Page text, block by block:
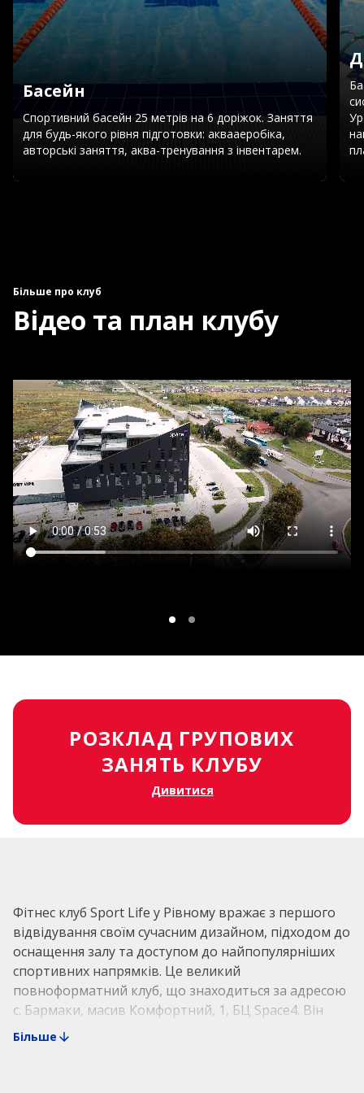
Басейн
Спортивний басейн 25 метрів на 6 доріжок. Заняття
для будь-якого рівня підготовки: аквааеробіка,
авторські заняття, аква-тренування з інвентарем.
Більше про клуб
Відео та план клубу
РОЗКЛАД ГРУПОВИХ
ЗАНЯТЬ КЛУБУ
Дивитися
Фітнес клуб Sport Life у Рівному вражає з першого
відвідування своїм сучасним дизайном, підходом до
оснащення залу та доступом до найпопулярніших
спортивних напрямків. Це великий
повноформатний клуб, що знаходиться за адресою
с. Бармаки, масив Комфортний, 1, БЦ Space4. Він
орієнтований на відвідування дорослих та дітей,
Більше